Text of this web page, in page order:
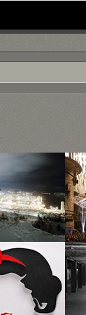
18
снимков
Александра
Гронского